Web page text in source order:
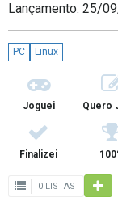
Lançamento: 25/
PC Linux
Joguei Quero
Finalizei
0 LISTAS